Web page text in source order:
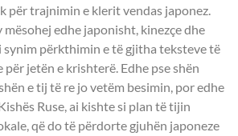
për trajnimin e klerit vendas japonez.
mësohej edhe japonisht, kinezçe dhe
synim përkthimin e të gjitha teksteve të
jetën e krishterë. Edhe pse shën
e tij të re jo vetëm besimin, por edhe
Ruse, ai kishte si plan të tijin
që do të përdorte gjuhën japoneze